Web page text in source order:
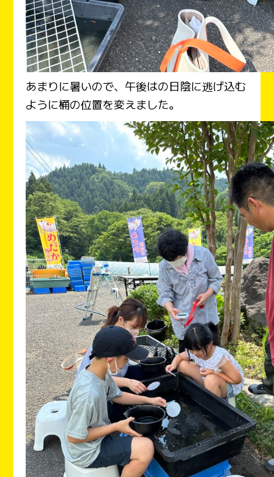
あまりに暑いので、午後はの日陰に逃げ込む
ように桶の位置を変えました。